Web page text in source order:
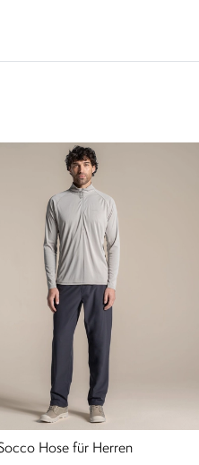
Hose für Herren